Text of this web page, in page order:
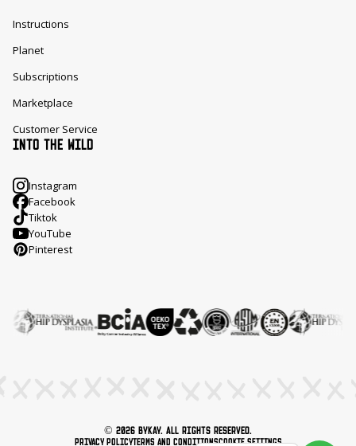
Instructions
Planet
Subscriptions
Marketplace
Customer Service
INTO THE WILD
Instagram
Facebook
Tiktok
YouTube
Pinterest
© 2026 ByKay. All rights reserved.
Privacy PolicyTerms and ConditionsCookie Settings